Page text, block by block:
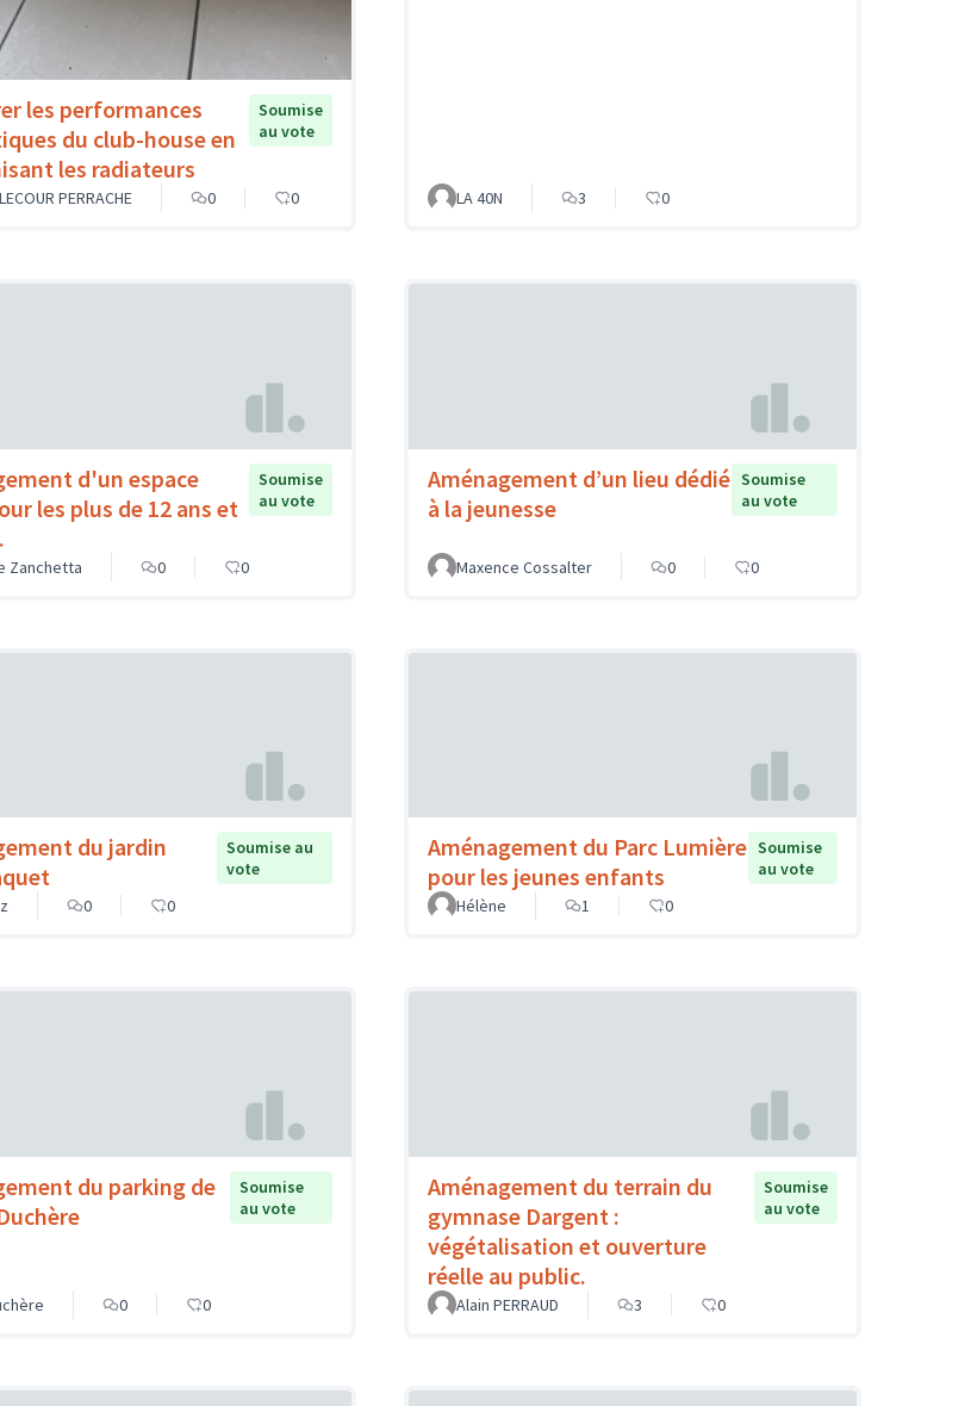
les performances
du club-house en
les radiateurs
Soumise
au vote
PERRACHE 0 0 LA 40N 3 0
d'un espace
les plus de 12 ans et
Soumise
au vote
Zanchetta 0 0
Aménagement d’un lieu dédié
à la jeunesse
Soumise
au vote
Maxence Cossalter 0 0
du jardin
Soumise au
vote
0 0
Aménagement du Parc Lumière
pour les jeunes enfants
Soumise
au vote
Hélène
1 0
du parking de
Soumise
au vote
0 0
Aménagement du terrain du
gymnase Dargent :
végétalisation et ouverture
réelle au public.
Soumise
au vote
Alain PERRAUD 3 0